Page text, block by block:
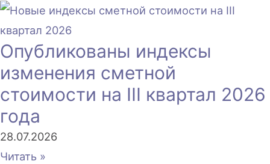
Опубликованы индексы
изменения сметной
стоимости на III квартал 2026
года
28.07.2026
Читать »